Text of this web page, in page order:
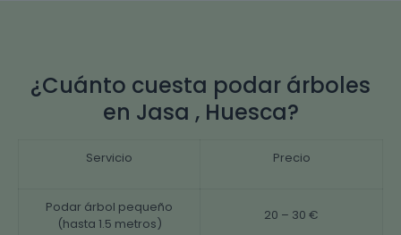
¿Cuánto cuesta podar árboles
en Jasa , Huesca?
Servicio Precio
Podar árbol pequeño
(hasta 1.5 metros)
20 – 30 €